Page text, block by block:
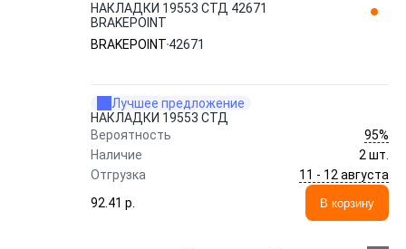
НАКЛАДКИ 19553 СТД 42671
BRAKEPOINT
BRAKEPOINT 42671
Лучшее предложение
НАКЛАДКИ 19553 СТД
Вероятность
95%
Наличие
2 шт.
Отгрузка
11 - 12 августа
92.41 p.
В корзину